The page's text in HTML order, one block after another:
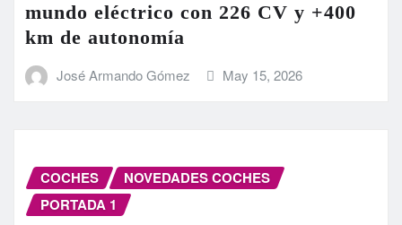
mundo eléctrico con 226 CV y +400
km de autonomía
José Armando Gómez May 15, 2026
COCHES
NOVEDADES COCHES
PORTADA 1